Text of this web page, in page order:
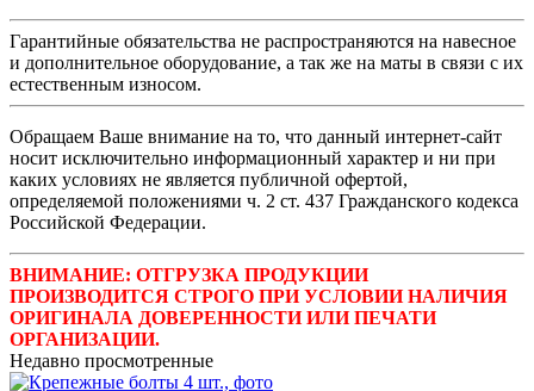
Гарантийные обязательства не распространяются на навесное
и дополнительное оборудование, а так же на маты в связи с их
естественным износом.
Обращаем Ваше внимание на то, что данный интернет-сайт
носит исключительно информационный характер и ни при
каких условиях не является публичной офертой,
определяемой положениями ч. 2 ст. 437 Гражданского кодекса
Российской Федерации.
ВНИМАНИЕ: ОТГРУЗКА ПРОДУКЦИИ
ПРОИЗВОДИТСЯ СТРОГО ПРИ УСЛОВИИ НАЛИЧИЯ
ОРИГИНАЛА ДОВЕРЕННОСТИ ИЛИ ПЕЧАТИ
ОРГАНИЗАЦИИ.
Недавно просмотренные